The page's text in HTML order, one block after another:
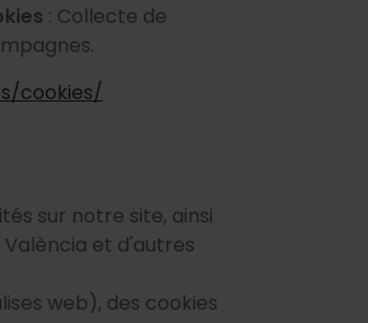
: Collecte de
cookies/
sur notre site, ainsi
et d'autres
web), des cookies